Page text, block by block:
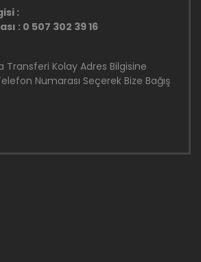
:
: 0 507 302 39 16
Transferi Kolay Adres Bilgisine
Numarası Seçerek Bize Bağış